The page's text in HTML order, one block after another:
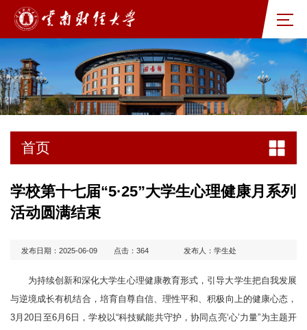
首页
学校第十七届“5·25”大学生心理健康月系列
活动圆满结束
发布日期：2025-06-09 点击： 364 发布人：学生处
为持续创新和深化大学生心理健康教育形式，引导大学生把自我发展
与逆境成长有机结合，培育自尊自信、理性平和、积极向上的健康心态，
3月20日至6月6日，学校以“科技赋能共守护，协同点亮‘心’力量”为主题开